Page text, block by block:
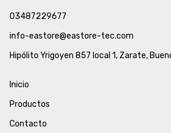
03487229677
info-eastore@eastore-tec.com
Hipólito Yrigoyen 857 local 1, Zarate,
Inicio
Productos
Contacto